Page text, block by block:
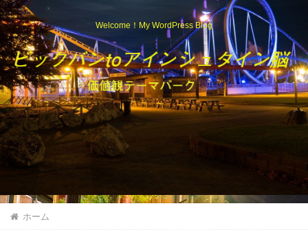
Welcome！My WordPress Blog
ホーム